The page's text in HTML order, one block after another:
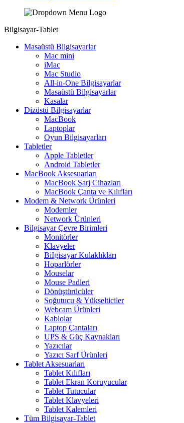
Bilgisayar-Tablet
Masaüstü Bilgisayarlar
Mac mini
iMac
Mac Studio
All-in-One Bilgisayarlar
Masaüstü Bilgisayarlar
Kasalar
Dizüstü Bilgisayarlar
MacBook
Laptoplar
Oyun Bilgisayarları
Tabletler
Apple Tabletler
Android Tabletler
MacBook Aksesuarları
MacBook Şarj Cihazları
MacBook Çanta ve Kılıfları
Modem & Network Ürünleri
Modemler
Network Ürünleri
Bilgisayar Çevre Birimleri
Monitörler
Klavyeler
BiIgisayar Kulaklıkları
Hoparlörler
Mouselar
Mouse Padleri
Dönüştürücüler
Soğutucu & Yükselticiler
Webcam Ürünleri
Kablolar
Laptop Çantaları
UPS & Güç Kaynakları
Yazıcılar
Yazıcı Sarf Ürünleri
Tablet Aksesuarları
Tablet Kılıfları
Tablet Ekran Koruyucular
Tablet Tutucular
Tablet Klavyeleri
Tablet Kalemleri
Tüm Bilgisayar-Tablet